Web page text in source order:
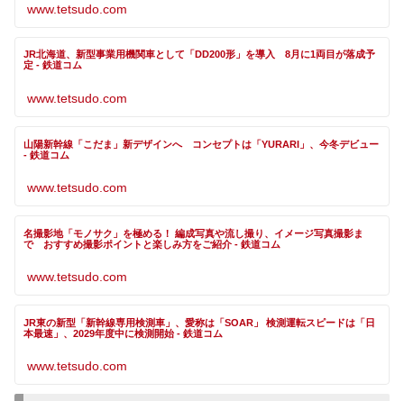
www.tetsudo.com
JR北海道、新型事業用機関車として「DD200形」を導入 8月に1両目が落成予
定 - 鉄道コム
www.tetsudo.com
山陽新幹線「こだま」新デザインへ コンセプトは「YURARI」、今冬デビュー
- 鉄道コム
www.tetsudo.com
名撮影地「モノサク」を極める！ 編成写真や流し撮り、イメージ写真撮影ま
で おすすめ撮影ポイントと楽しみ方をご紹介 - 鉄道コム
www.tetsudo.com
JR東の新型「新幹線専用検測車」、愛称は「SOAR」 検測運転スピードは「日
本最速」、2029年度中に検測開始 - 鉄道コム
www.tetsudo.com